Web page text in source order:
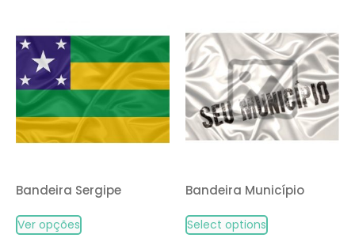
Bandeira Sergipe
Ver opções
Bandeira Município
Select options